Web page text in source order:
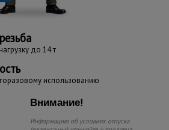
до 14 т
использованию
Внимание!
Информацию об условиях отпуска